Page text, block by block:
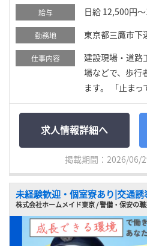
給与 日給 12,500円
勤務地 東京都三鷹市下
仕事内容
建設現場・道路
場などで、歩行
ます。 「止まっ
求人情報詳細へ
掲載期間：2026/06/
未経験歓迎・個室寮あり|交通誘
株式会社ホームメイド東京 / 警備・保安の